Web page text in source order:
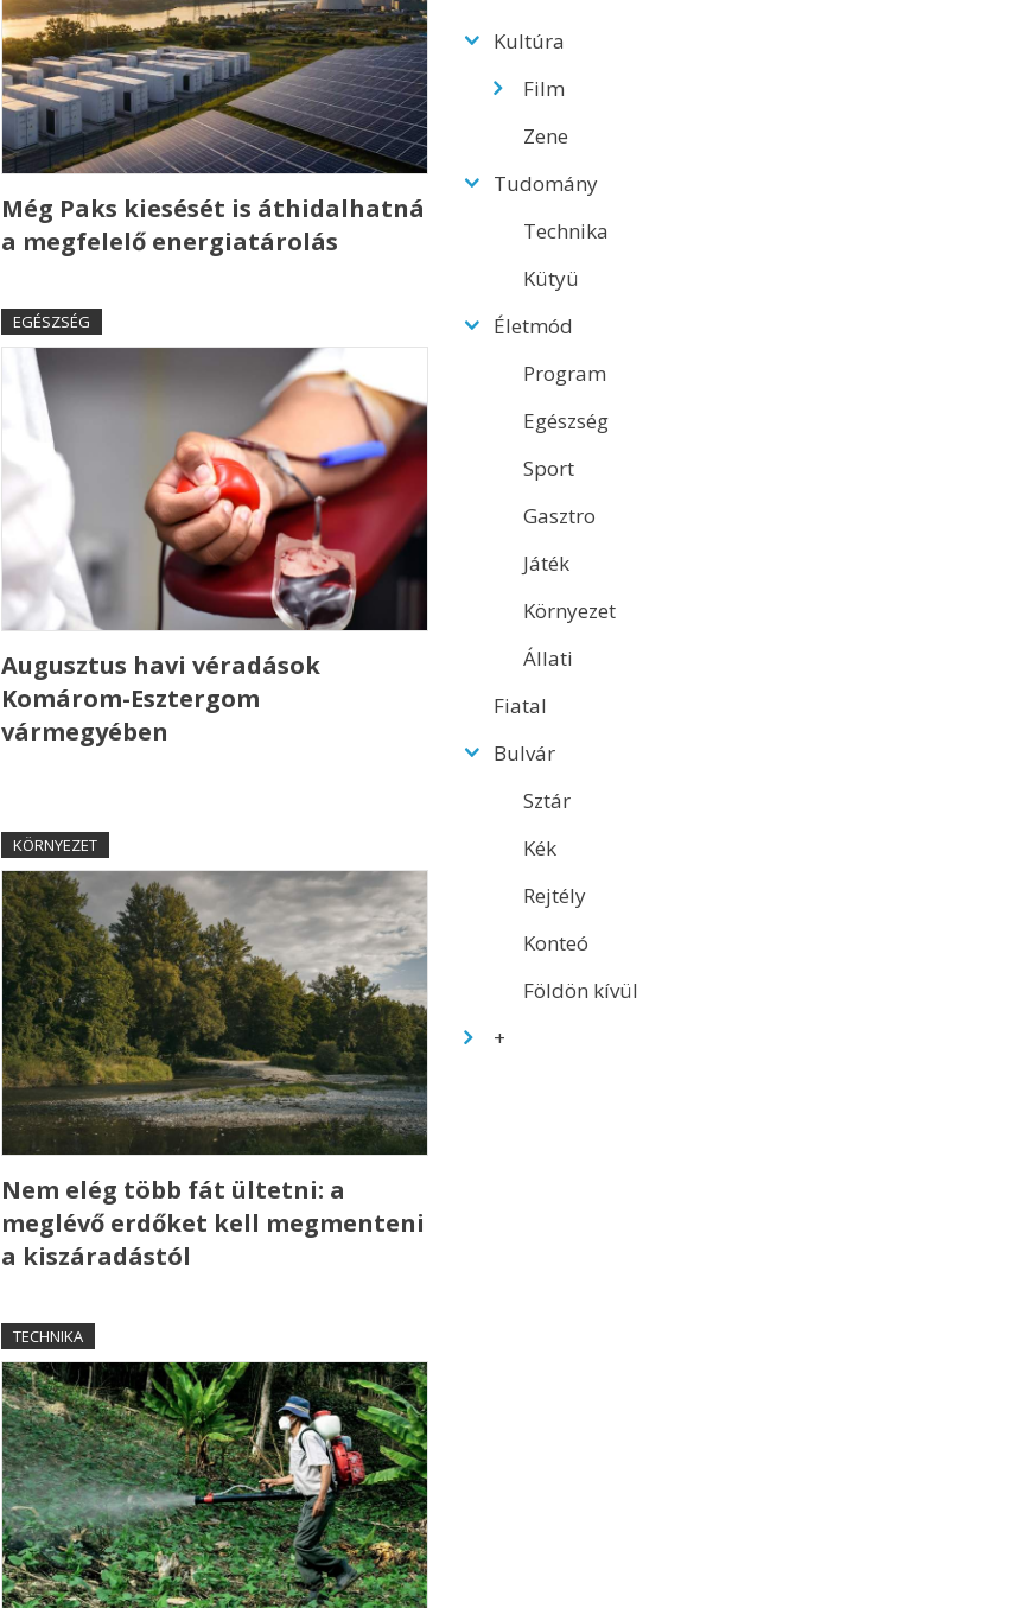
Még Paks kiesését is áthidalhatná
a megfelelő energiatárolás
EGÉSZSÉG
Augusztus havi véradások
Komárom-Esztergom
vármegyében
KÖRNYEZET
Nem elég több fát ültetni: a
meglévő erdőket kell megmenteni
a kiszáradástól
TECHNIKA
Kultúra
Film
Zene
Tudomány
Technika
Kütyü
Életmód
Program
Egészség
Sport
Gasztro
Játék
Környezet
Állati
Fiatal
Bulvár
Sztár
Kék
Rejtély
Konteó
Földön kívül
+